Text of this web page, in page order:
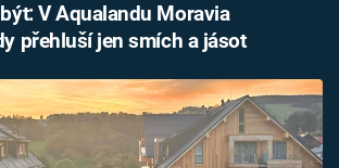
V Aqualandu Moravia
přehluší jen smích a jásot